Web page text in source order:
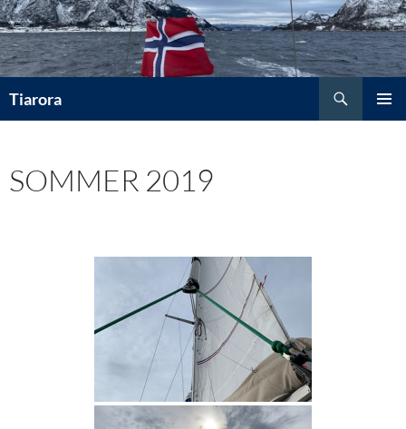
Hopp
til
innhold
Tiarora
SOMMER 2019